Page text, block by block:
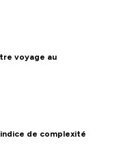
voyage au
de complexité